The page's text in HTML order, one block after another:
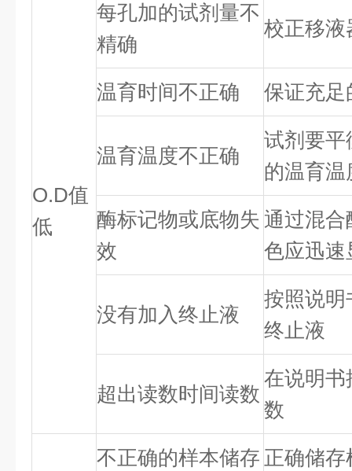
O.D值
低
每孔加的试剂量不
精确
校正移液
温育时间不正确 保证充足
温育温度不正确
试剂要平
的温育温
酶标记物或底物失
效
通过混
色应迅速
没有加入终止液
按照说明
终止液
超出读数时间读数
在说明书
数
不正确的样本储存 正确储